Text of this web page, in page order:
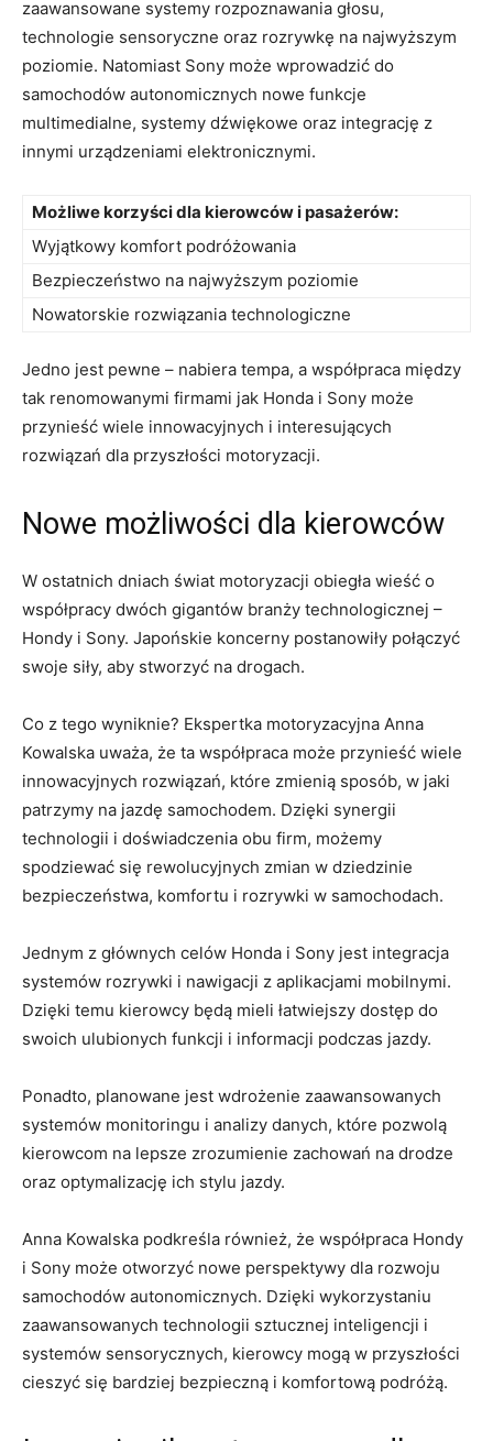
⁣zaawansowane systemy rozpoznawania‌ głosu,
technologie sensoryczne oraz rozrywkę‍ na najwyższym
poziomie. Natomiast Sony może wprowadzić do
samochodów autonomicznych nowe ‍funkcje
multimedialne, systemy ‍dźwiękowe oraz integrację z
innymi urządzeniami elektronicznymi.
Możliwe ⁢korzyści dla ​kierowców i ​pasażerów:
Wyjątkowy ​komfort podróżowania
Bezpieczeństwo⁤ na najwyższym ‌poziomie
Nowatorskie rozwiązania technologiczne
Jedno jest pewne – nabiera tempa, ⁤a współpraca między⁢
tak renomowanymi firmami jak ⁢Honda i Sony może
‌przynieść‌ wiele innowacyjnych ​i interesujących‍
rozwiązań dla przyszłości‍ motoryzacji.
Nowe możliwości dla kierowców
W ostatnich dniach świat ‍motoryzacji ⁤obiegła wieść o​
współpracy⁣ dwóch gigantów branży⁣ technologicznej –
Hondy i ​Sony. ‍Japońskie koncerny postanowiły​ połączyć
swoje siły, aby stworzyć na drogach.
Co z tego‍ wyniknie? Ekspertka motoryzacyjna Anna
Kowalska​ uważa, że‍ ta współpraca może ⁢przynieść wiele
innowacyjnych rozwiązań,⁢ które⁤ zmienią sposób, ​w jaki
patrzymy na‌ jazdę samochodem. Dzięki synergii ​
technologii i ‌doświadczenia obu firm, możemy
spodziewać się rewolucyjnych zmian w dziedzinie
bezpieczeństwa, komfortu i rozrywki⁣ w samochodach.
Jednym z głównych celów Honda i Sony⁣ jest integracja⁤
systemów rozrywki i nawigacji z aplikacjami⁢ mobilnymi.
Dzięki ​temu kierowcy będą mieli łatwiejszy dostęp do
‍swoich ulubionych funkcji i informacji podczas jazdy.
Ponadto,⁣ planowane ​jest wdrożenie zaawansowanych
systemów monitoringu i analizy danych, które pozwolą
kierowcom na lepsze zrozumienie ​zachowań na drodze
oraz optymalizację ⁢ich​ stylu ⁤jazdy.
Anna ⁤Kowalska podkreśla również, ⁣że współpraca Hondy
i Sony może otworzyć ‍nowe perspektywy ⁤dla rozwoju​
samochodów ⁣autonomicznych.‍ Dzięki wykorzystaniu
zaawansowanych technologii‍ sztucznej ‌inteligencji ‍i
systemów⁣ sensorycznych, ⁤kierowcy mogą w przyszłości
cieszyć się bardziej⁢ bezpieczną‍ i komfortową ‌podróżą.